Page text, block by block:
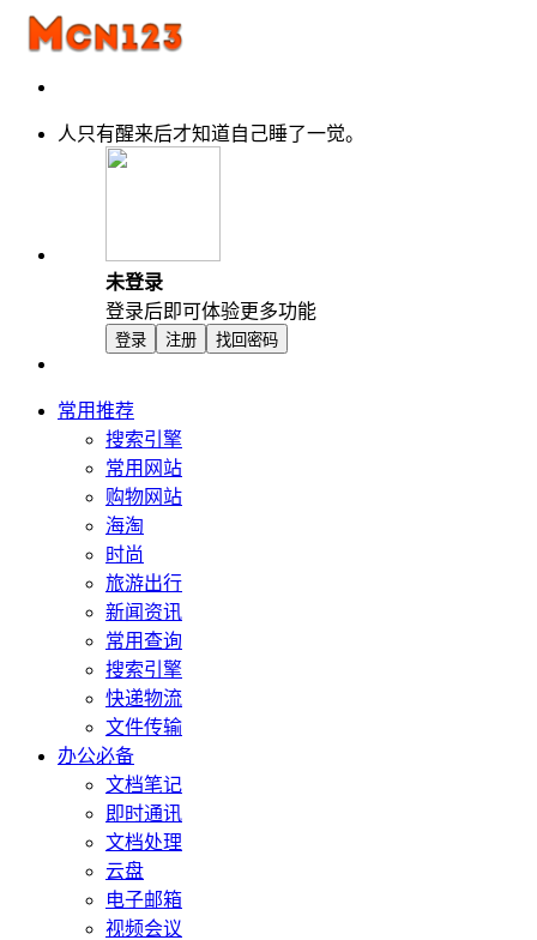
人只有醒来后才知道自己睡了一觉。
未登录
登录后即可体验更多功能
登录 注册 找回密码
常用推荐
搜索引擎
常用网站
购物网站
海淘
时尚
旅游出行
新闻资讯
常用查询
搜索引擎
快递物流
文件传输
办公必备
文档笔记
即时通讯
文档处理
云盘
电子邮箱
视频会议